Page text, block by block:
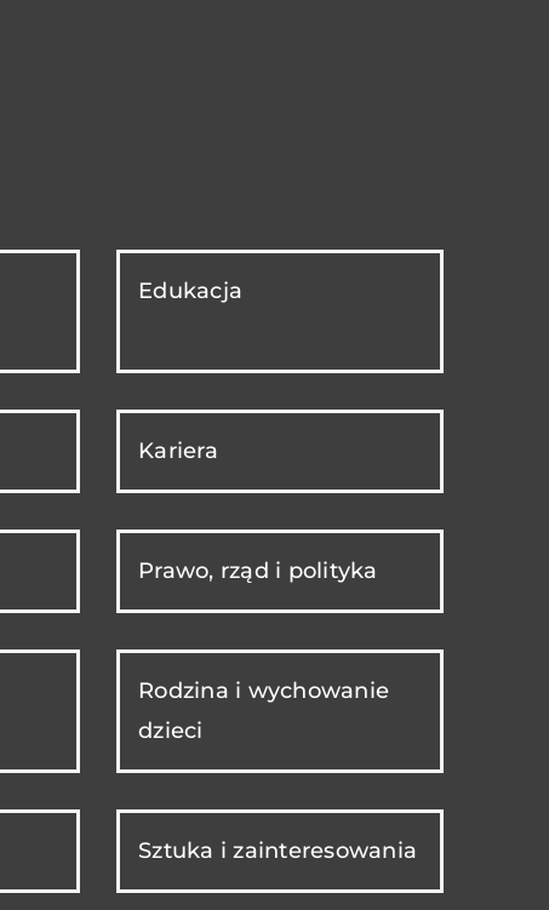
Edukacja
Kariera
Prawo, rząd i polityka
Rodzina i wychowanie
dzieci
Sztuka i zainteresowania